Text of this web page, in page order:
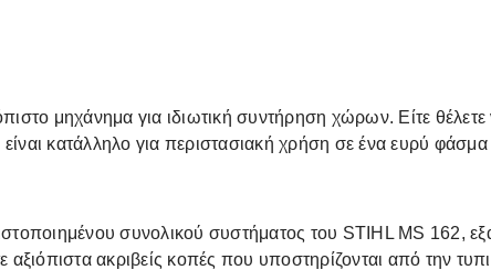
μηχάνημα για ιδιωτική συντήρηση χώρων. Είτε
κατάλληλο για περιστασιακή χρήση σε ένα ευρύ
συνολικού συστήματος του STIHL MS 162,
αξιόπιστα ακριβείς κοπές που υποστηρίζονται από την